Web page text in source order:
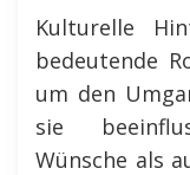
Kulturelle
bedeutende
um den
sie
Wünsche als